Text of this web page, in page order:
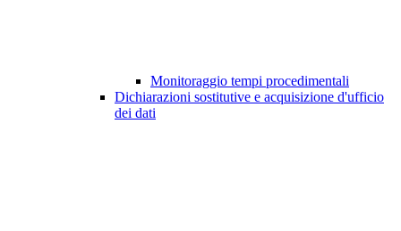
Monitoraggio tempi procedimentali
Dichiarazioni sostitutive e acquisizione d'ufficio
dei dati